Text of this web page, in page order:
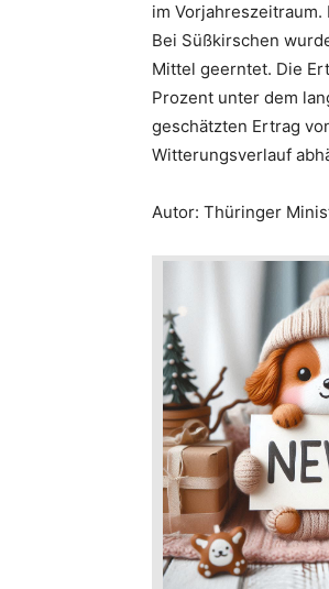
im
Bei Süßkirschen
Mittel geerntet. Die
Prozent unter dem
geschätzten Ertrag
Witterungsverlauf
Autor: Thüringer